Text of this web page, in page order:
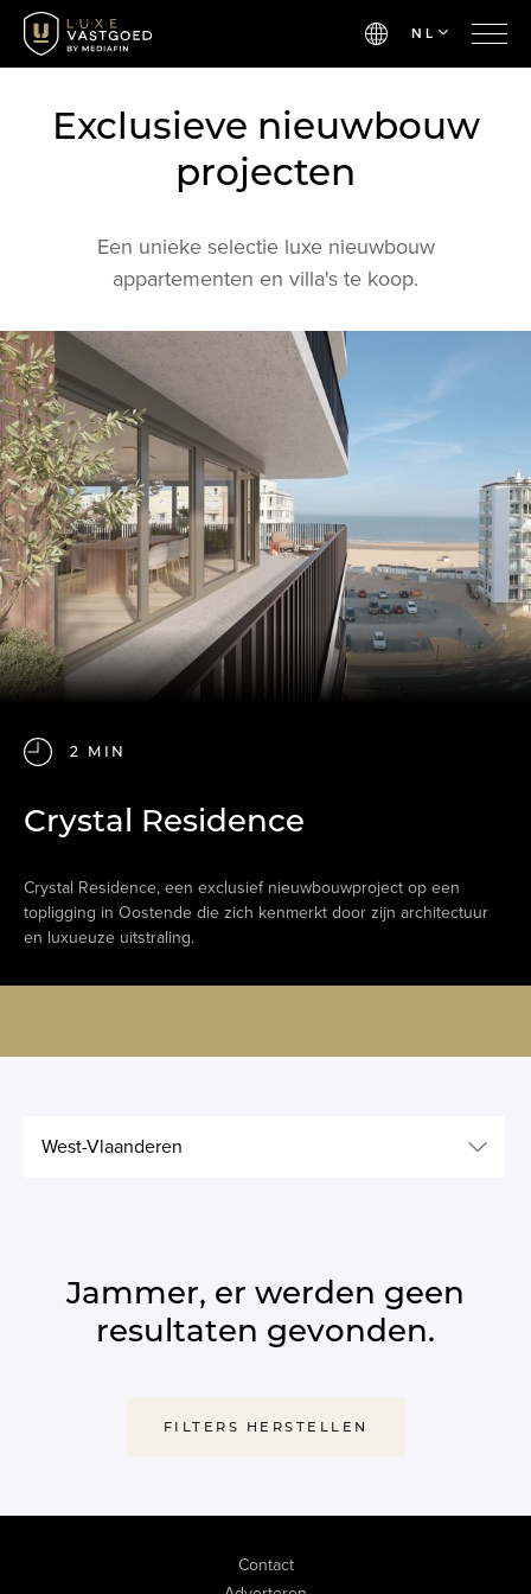
NL
Exclusieve nieuwbouw
projecten
Een unieke selectie luxe nieuwbouw
appartementen en villa's te koop.
2 MIN
Crystal Residence
Crystal Residence, een exclusief nieuwbouwproject op een
topligging in Oostende die zich kenmerkt door zijn architectuur
en luxueuze uitstraling.
West-Vlaanderen
Jammer, er werden geen
resultaten gevonden.
FILTERS HERSTELLEN
Contact